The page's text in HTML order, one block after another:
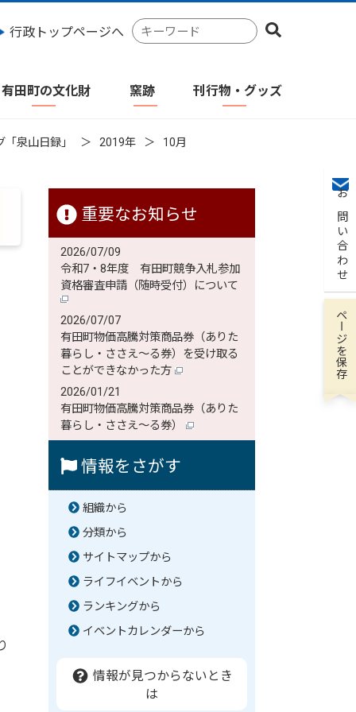
行政トップページへ
検
索
ワ
有田町の文化財 窯跡 刊行物・グッズ
お問い合わせ
泉山日録」 2019年 10月
重要なお知らせ
2026/07/09
令和7・8年度 有田町競争入札参加
資格審査申請（随時受付）について
2026/07/07
有田町物価高騰対策商品券（ありた
暮らし・ささえ～る券）を受け取る
ことができなかった方
2026/01/21
有田町物価高騰対策商品券（ありた
暮らし・ささえ～る券）
情報をさがす
組織から
分類から
サイトマップから
ライフイベントから
ランキングから
イベントカレンダーから
情報が見つからないとき
は
ページを保存